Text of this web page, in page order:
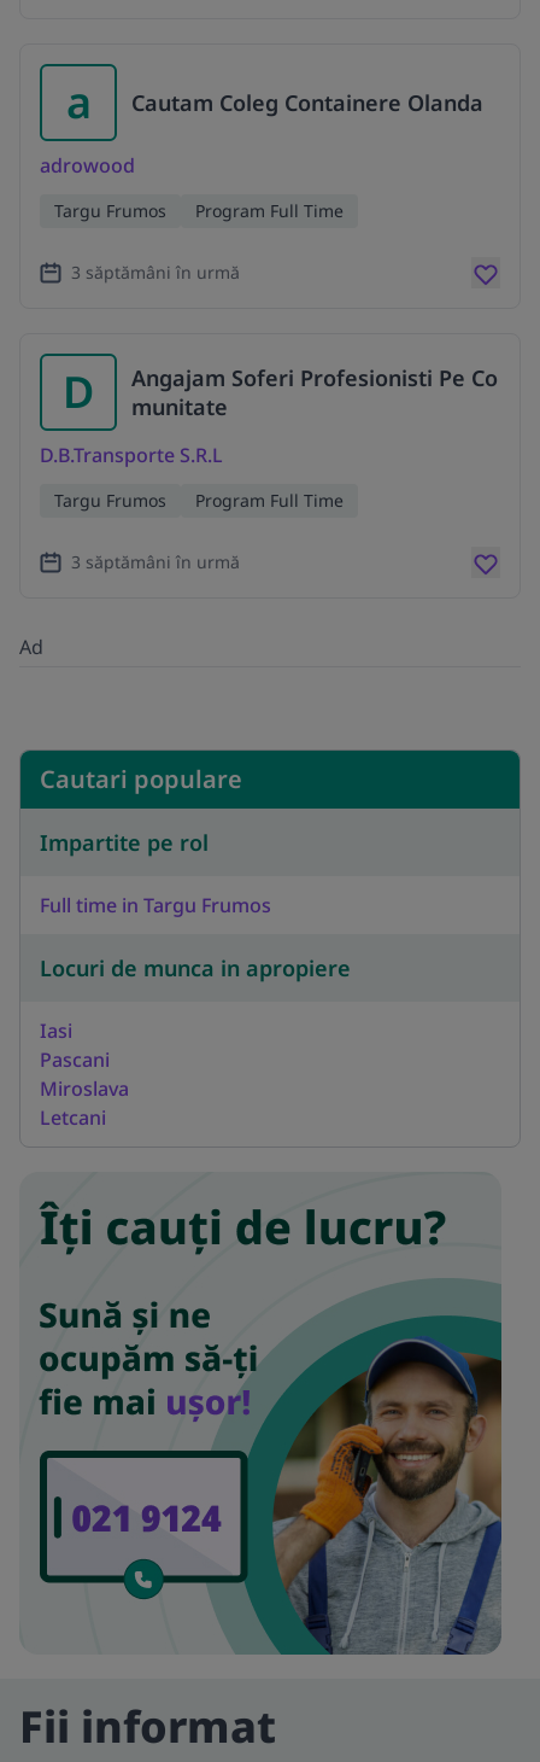
a Cautam Coleg Containere Olanda
adrowood
Targu Frumos Program Full Time
3 săptămâni în urmă
D
Angajam Soferi Profesionisti Pe Co
munitate
D.B.Transporte S.R.L
Targu Frumos Program Full Time
3 săptămâni în urmă
Ad
Cautari populare
Impartite pe rol
Full time in Targu Frumos
Locuri de munca in apropiere
Iasi
Pascani
Miroslava
Letcani
Fii informat